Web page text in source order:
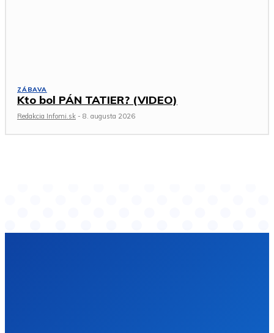
ZÁBAVA
Kto bol PÁN TATIER? (VIDEO)
Redakcia Infomi.sk - 8. augusta 2026